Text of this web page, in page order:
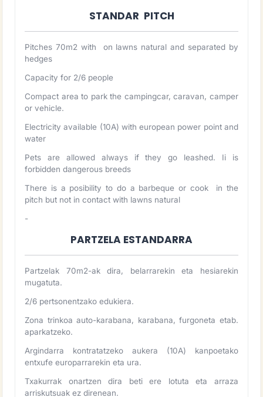
STANDAR PITCH
Pitches 70m2 with on lawns natural and separated by
hedges
Capacity for 2/6 people
Compact area to park the campingcar, caravan, camper
or vehicle.
Electricity available (10A) with european power point and
water
Pets are allowed always if they go leashed. Ii is
forbidden dangerous breeds
There is a posibility to do a barbeque or cook in the
pitch but not in contact with lawns natural
-
PARTZELA ESTANDARRA
Partzelak 70m2-ak dira, belarrarekin eta hesiarekin
mugatuta.
2/6 pertsonentzako edukiera.
Zona trinkoa auto-karabana, karabana, furgoneta etab.
aparkatzeko.
Argindarra kontratatzeko aukera (10A) kanpoetako
entxufe europarrarekin eta ura.
Txakurrak onartzen dira beti ere lotuta eta arraza
arriskutsuak ez direnean.